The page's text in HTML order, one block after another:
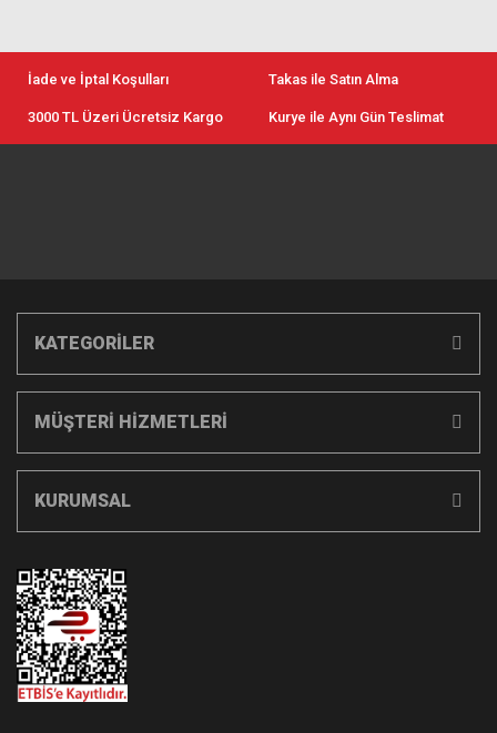
İade ve İptal Koşulları Takas ile Satın Alma
3000 TL Üzeri Ücretsiz Kargo Kurye ile Aynı Gün Teslimat
KATEGORİLER
MÜŞTERİ HİZMETLERİ
KURUMSAL